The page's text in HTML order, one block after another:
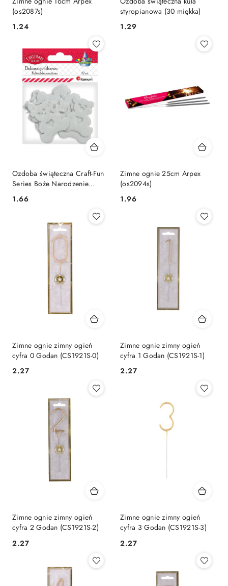
(os2087s)
Cena:
1.24
styropianowa (30 miękka)
Cena:
1.29
Ozdoba świąteczna Craft-Fun
Series Boże Narodzenie
Cena:
1.66
Zimne ognie 25cm Arpex
(os2094s)
Cena:
1.96
Zimne ognie zimny ogień
cyfra 0 Godan (CS1921S-0)
Cena:
2.27
Zimne ognie zimny ogień
cyfra 1 Godan (CS1921S-1)
Cena:
2.27
Zimne ognie zimny ogień
cyfra 2 Godan (CS1921S-2)
Cena:
2.27
Zimne ognie zimny ogień
cyfra 3 Godan (CS1921S-3)
Cena:
2.27